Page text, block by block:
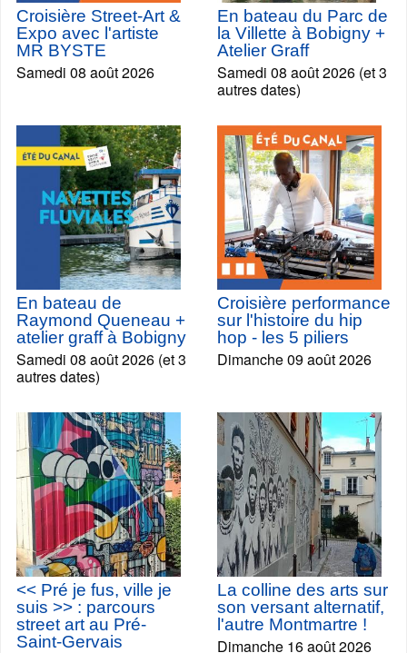
Croisière Street-Art &
Expo avec l'artiste
MR BYSTE
Samedi 08 août 2026
En bateau du Parc de
la Villette à Bobigny +
Atelier Graff
Samedi 08 août 2026 (et 3
autres dates)
En bateau de
Raymond Queneau +
atelier graff à Bobigny
Samedi 08 août 2026 (et 3
autres dates)
Croisière performance
sur l'histoire du hip
hop - les 5 piliers
Dimanche 09 août 2026
<< Pré je fus, ville je
suis >> : parcours
street art au Pré-
Saint-Gervais
La colline des arts sur
son versant alternatif,
l'autre Montmartre !
Dimanche 16 août 2026